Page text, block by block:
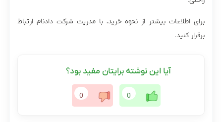
برای اطلاعات بیشتر از نحوه خرید، با مدریت شرکت دادنام ارتباط
برقرار کنید.
آیا این نوشته برایتان مفید بود؟
0
0